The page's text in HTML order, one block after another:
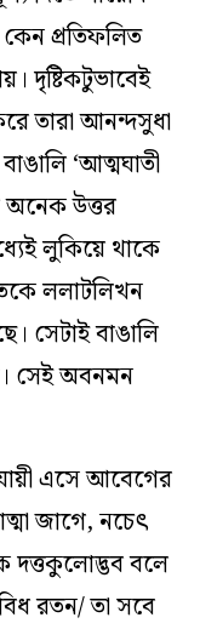
প্রতিফলিত
দৃষ্টিকটুভাবেই
তারা আনন্দসুধা
‘আত্মঘাতী
অনেক উত্তর
লুকিয়ে থাকে
ললাটলিখন
সেটাই বাঙালি
সেই অবনমন
এসে আবেগের
জাগে, নচেৎ
দত্তকুলোদ্ভব বলে
রতন/ তা সবে